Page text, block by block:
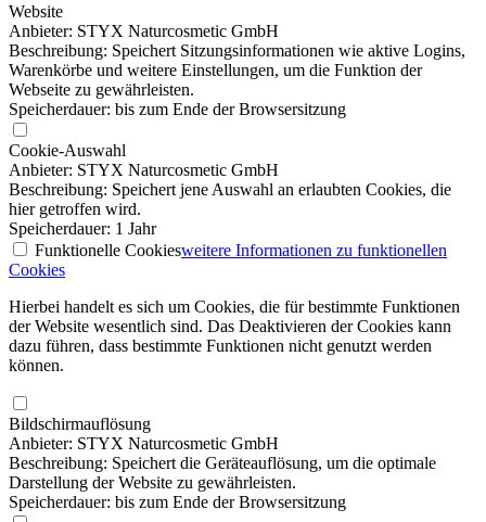
Website
Anbieter: STYX Naturcosmetic GmbH
Beschreibung: Speichert Sitzungsinformationen wie aktive Logins,
Warenkörbe und weitere Einstellungen, um die Funktion der
Webseite zu gewährleisten.
Speicherdauer: bis zum Ende der Browsersitzung
Cookie-Auswahl
Anbieter: STYX Naturcosmetic GmbH
Beschreibung: Speichert jene Auswahl an erlaubten Cookies, die
hier getroffen wird.
Speicherdauer: 1 Jahr
Funktionelle Cookiesweitere Informationen zu funktionellen
Cookies
Hierbei handelt es sich um Cookies, die für bestimmte Funktionen
der Website wesentlich sind. Das Deaktivieren der Cookies kann
dazu führen, dass bestimmte Funktionen nicht genutzt werden
können.
Bildschirmauflösung
Anbieter: STYX Naturcosmetic GmbH
Beschreibung: Speichert die Geräteauflösung, um die optimale
Darstellung der Website zu gewährleisten.
Speicherdauer: bis zum Ende der Browsersitzung